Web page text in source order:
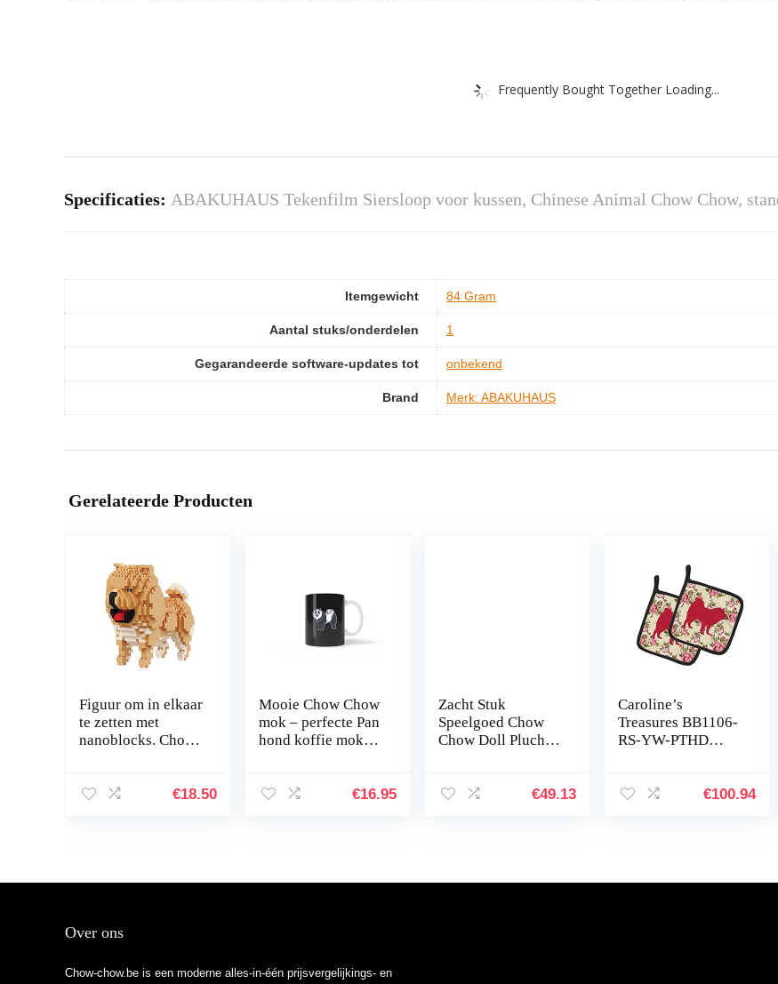
Frequently Bought Together Loading...
Specificaties: ABAKUHAUS Tekenfilm Siersloop voor kussen, Chinese Animal Chow Chow,
Itemgewicht ‎84 Gram
Aantal stuks/onderdelen ‎1
Gegarandeerde software-updates tot ‎onbekend
Brand Merk: ABAKUHAUS
Gerelateerde Producten
Figuur om in elkaar
te zetten met
nanoblocks. Chow
€18.50
Mooie Chow Chow
mok – perfecte Pan
hond koffie mok
11 oz koffiemok
€16.95
Zacht Stuk
Speelgoed Chow
Chow Doll Pluche
GaYouny
€49.13
Caroline’s
Treasures BB1106-
RS-YW-PTHD
Yellow Roses Paar
€100.94
Over ons
Chow-chow.be is een moderne alles-in-één prijsvergelijkings- en